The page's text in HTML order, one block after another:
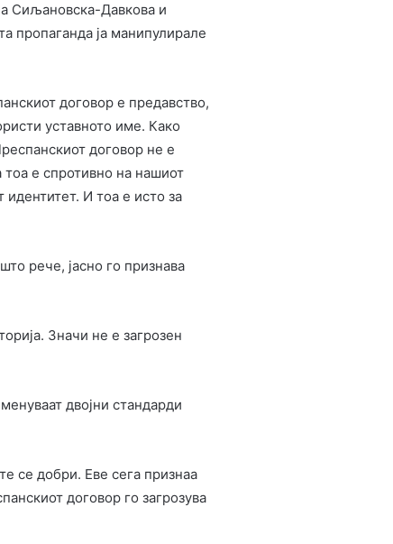
Сиљановска-Давкова и
пропаганда ја манипулирале
договор е предавство,
уставното име. Како
договор не е
е спротивно на нашиот
идентитет. И тоа е исто за
рече, јасно го признава
Значи не е загрозен
двојни стандарди
се добри. Еве сега признаа
договор го загрозува